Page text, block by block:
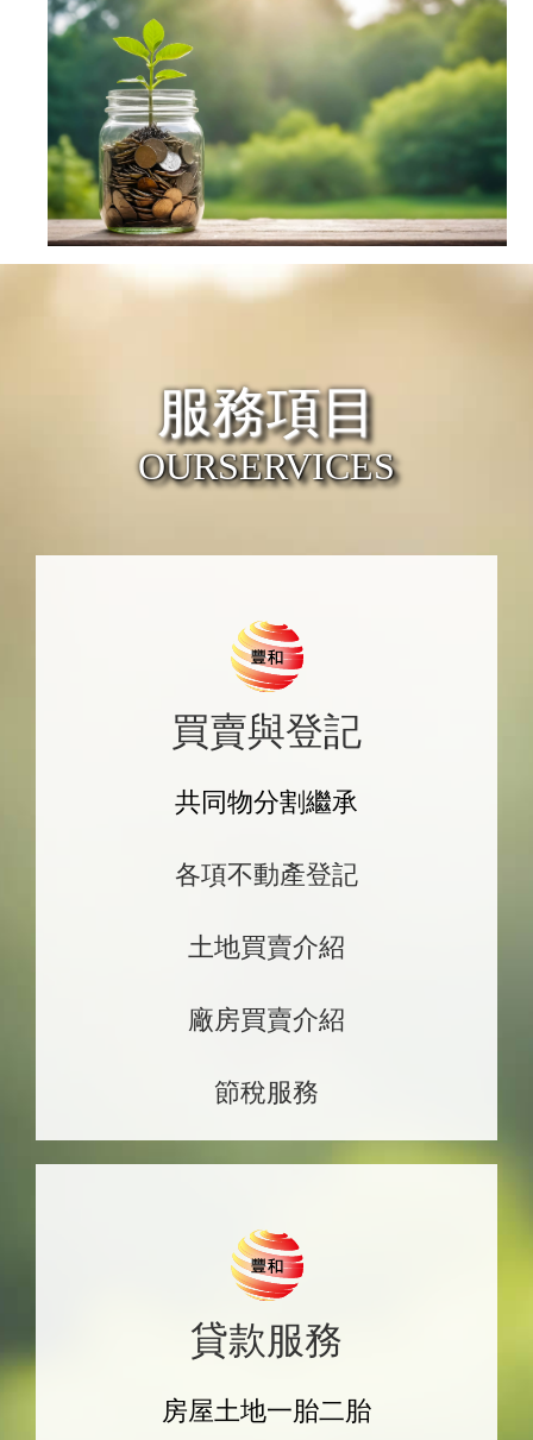
服務項目
OURSERVICES
買賣與登記
共同物分割繼承
各項不動產登記
土地買賣介紹
廠房買賣介紹
節稅服務
貸款服務
房屋土地一胎二胎